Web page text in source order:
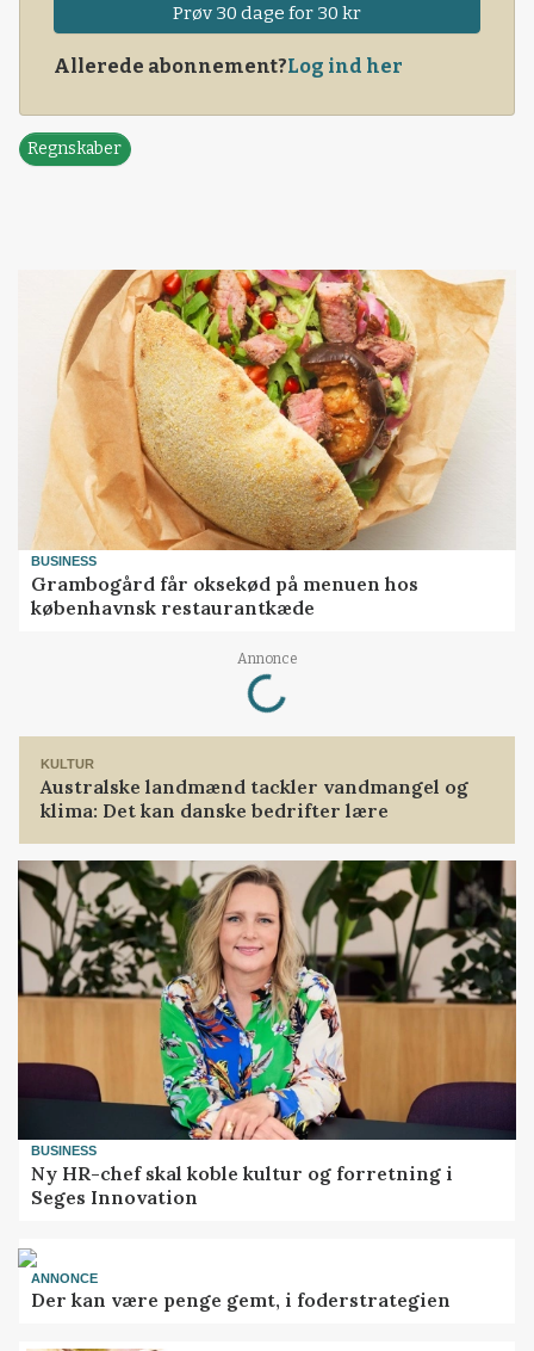
Prøv 30 dage for 30 kr
Allerede abonnement?Log ind her
Regnskaber
BUSINESS
Grambogård får oksekød på menuen hos
københavnsk restaurantkæde
Annonce
Loading...
KULTUR
Australske landmænd tackler vandmangel og
klima: Det kan danske bedrifter lære
BUSINESS
Ny HR-chef skal koble kultur og forretning i
Seges Innovation
ANNONCE
Der kan være penge gemt, i foderstrategien